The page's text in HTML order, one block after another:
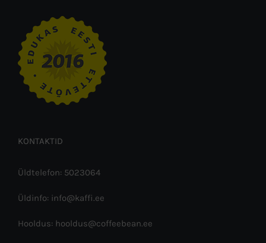
KONTAKTID
Üldtelefon: 5023064
Üldinfo: info@kaffi.ee
Hooldus: hooldus@coffeebean.ee